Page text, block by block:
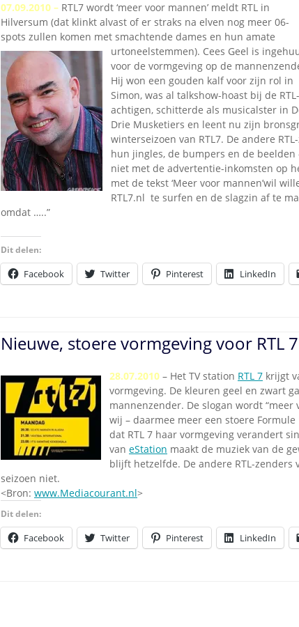
07.09.2010 – RTL7 wordt ‘meer voor mannen’ meldt RTL in
Hilversum (dat klinkt alvast of er straks na elven nog meer 06-
spots zullen komen met smachtende dames en hun amate
urtoneelstemmen). Cees Geel is
voor de vormgeving op de
Hij won een gouden kalf voor zijn rol in
Simon, was al talkshow-hoast bij de RTL-
achtigen, schitterde als musicalster in
Drie Musketiers en leent nu zijn
winterseizoen van RTL7. De andere
hun jingles, de bumpers en de
niet met de advertentie-inkomsten op
met de tekst ‘Meer voor mannen’wil
RTL7.nl te surfen en de slagzin af te
omdat …..”
Dit delen:
Facebook Twitter Pinterest LinkedIn
Nieuwe, stoere vormgeving voor RTL 7
28.07.2010 – Het TV station RTL 7 krijgt
vormgeving. De kleuren geel en zwart
mannenzender. De slogan wordt
wij – daarmee meer een stoere
dat RTL 7 haar vormgeving verandert
van eStation maakt de muziek van de
blijft hetzelfde. De andere RTL-
seizoen niet.
<Bron: www.Mediacourant.nl>
Dit delen:
Facebook Twitter Pinterest LinkedIn